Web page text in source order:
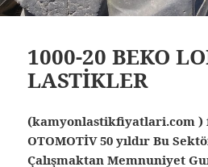
1000-20 BEKO
LASTİKLER
(kamyonlastikfiyatlari.com )
OTOMOTİV 50 yıldır Bu
Çalışmaktan Memnuniyet